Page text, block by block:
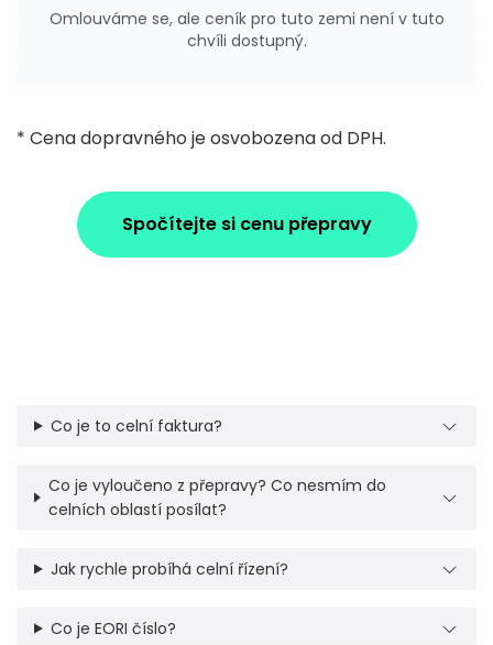
Omlouváme se, ale ceník pro tuto zemi není v tuto
chvíli dostupný.
* Cena dopravného je osvobozena od DPH.
Spočítejte si cenu přepravy
Co je to celní faktura?
Co je vyloučeno z přepravy? Co nesmím do
celních oblastí posílat?
Jak rychle probíhá celní řízení?
Co je EORI číslo?